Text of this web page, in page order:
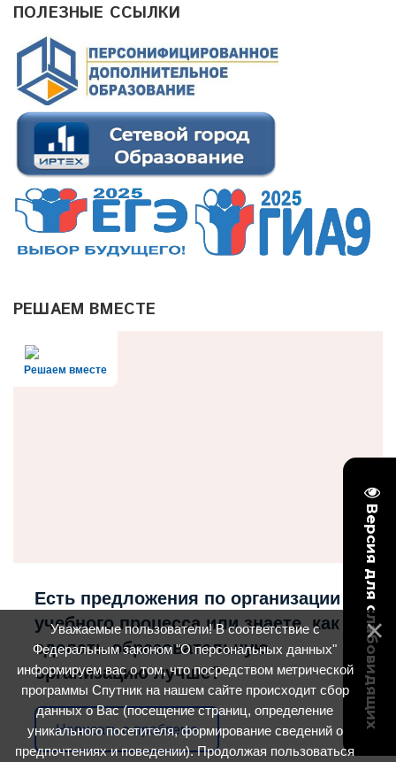
Версия для слабовидящих
ПОЛЕЗНЫЕ ССЫЛКИ
РЕШАЕМ ВМЕСТЕ
Решаем вместе
Есть предложения по организации
учебного процесса или знаете, как
сделать образовательную
организацию лучше?
Написать о проблеме
Уважаемые пользователи! В соответствие с
Федеральным законом "О персональных данных"
информируем вас о том, что посредством метрической
программы Спутник на нашем сайте происходит сбор
данных о Вас (посещение страниц, определение
уникального посетителя, формирование сведений о
предпочтениях и поведении). Продолжая пользоваться